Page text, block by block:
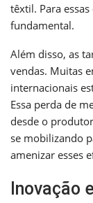
têxtil. Para
fundamental.
Além disso, as
vendas. Muitas
internacionais
Essa perda de
desde o
se mobilizando
amenizar esses
Inovação